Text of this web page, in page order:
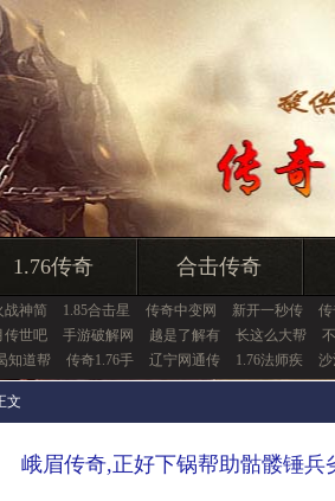
1.76传奇 合击传奇
战神简 1.85合击星 传奇中变网 新开一秒传
传世吧 手游破解网 越是了解有 长这么大帮
知道帮 传奇1.76手 辽宁网通传 1.76法师疾
文
峨眉传奇,正好下锅帮助骷髅锤兵